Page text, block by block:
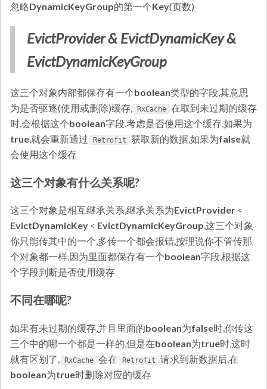
忽略DynamicKeyGroup的第一个Key(页数)
EvictProvider & EvictDynamicKey &
EvictDynamicKeyGroup
这三个对象内部都保存有一个boolean类型的字段,其意思
为是否驱逐(使用或删除)缓存, RxCache 在取到未过期的缓存
时,会根据这个boolean字段,考虑是否使用这个缓存,如果为
true,就会重新通过 Retrofit 获取新的数据,如果为false就
会使用这个缓存
这三个对象有什么关系呢?
这三个对象是相互继承关系,继承关系为EvictProvider <
EvictDynamicKey < EvictDynamicKeyGroup,这三个对象
你只能传其中的一个,多传一个都会报错,按理说你不管传那
个对象都一样,因为里面都保存有一个boolean字段,根据这
个字段判断是否使用缓存
不同在哪呢?
如果有未过期的缓存,并且里面的boolean为false时,你传这
三个中的哪一个都是一样的,但是在boolean为true时,这时
就有区别了,
RxCache 会在 Retrofit
请求到新数据后,在
boolean为true时删除对应的缓存